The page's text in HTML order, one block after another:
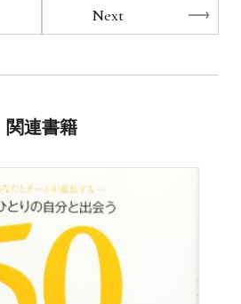
る方法
Next
関連書籍